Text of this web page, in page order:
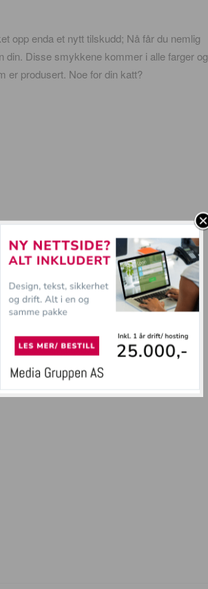
opp enda et nytt tilskudd; Nå får du nemlig
din. Disse smykkene kommer i alle farger og
er produsert. Noe for din katt?